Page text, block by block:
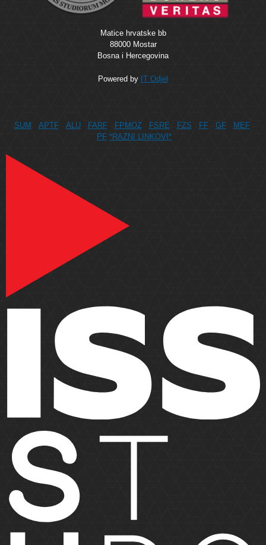
Matice hrvatske bb
88000 Mostar
Bosna i Hercegovina
Powered by IT Odjel
SUM APTF ALU FARF FPMOZ FSRE FZS FF GF
MEF
PF *RAZNI LINKOVI*